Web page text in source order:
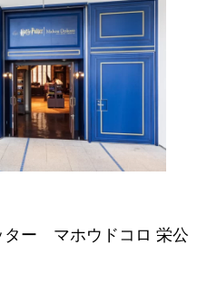
ター マホウドコロ 栄公